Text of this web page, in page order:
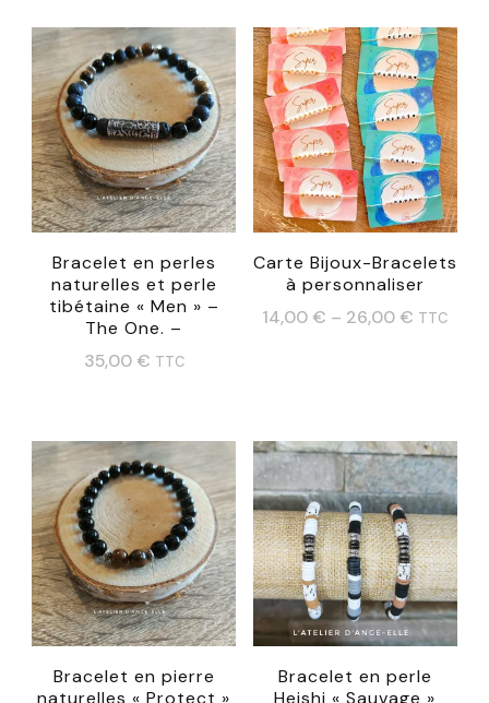
Bracelet en perles
naturelles et perle
tibétaine « Men » –
The One. –
35,00 € TTC
a
plusieurs
variations.
Les
options
peuvent
être
Carte Bijoux-Bracelets
à personnaliser
14,00 € – 26,00 € TTC
plusieurs
variations.
Les
options
peuvent
être
choisies
Bracelet en pierre
naturelles « Protect »
Bracelet en perle
Heishi « Sauvage »